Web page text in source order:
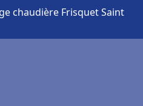
chaudière Frisquet Saint